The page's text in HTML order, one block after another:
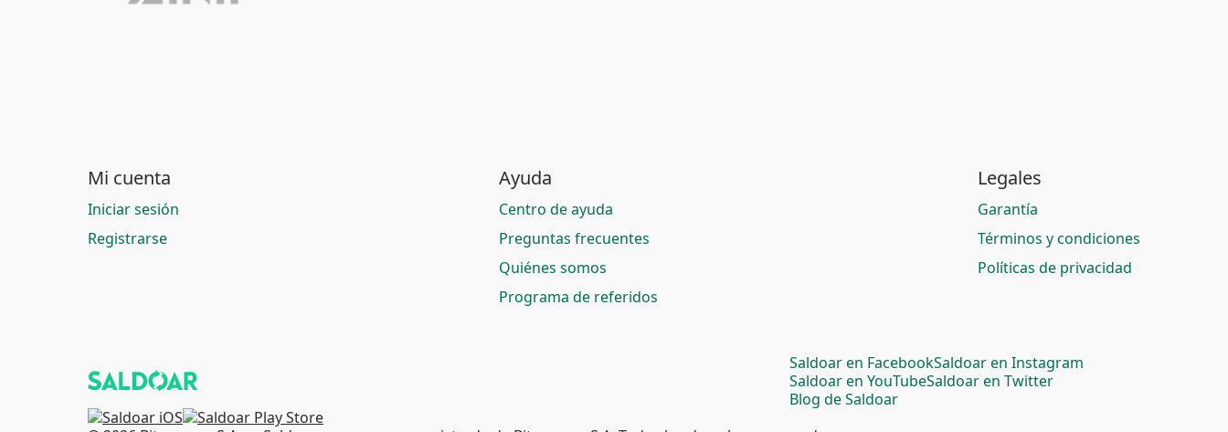
Mi cuenta
Iniciar sesión
Registrarse
Ayuda
Centro de ayuda
Preguntas frecuentes
Quiénes somos
Programa de referidos
Legales
Garantía
Términos y condiciones
Políticas de privacidad
Saldoar en FacebookSaldoar en Instagram
Saldoar en YouTubeSaldoar en Twitter
Blog de Saldoar